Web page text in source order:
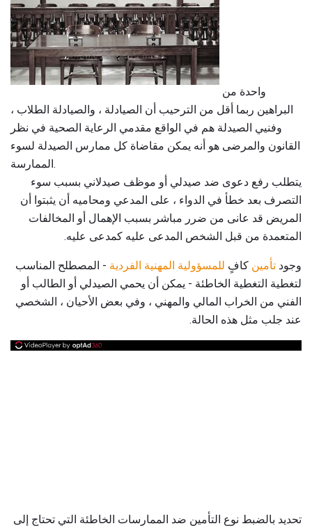
البراهين ربما أقل من الترحيب أن الصيادلة ، والصيادلة الطلاب ،
وفنيي الصيدلة هم في الواقع مقدمي الرعاية الصحية في نظر
القانون والمرضى هو أنه يمكن مقاضاة كل ممارس الصيدلة لسوء
الممارسة.
يتطلب رفع دعوى ضد صيدلي أو موظف صيدلاني بسبب سوء
التصرف بعد خطأ في الدواء ، على المدعي ومحاميه أن يثبتوا أن
المريض قد عانى من ضرر مباشر بسبب الإهمال أو المخالفات
المتعمدة من قبل الشخص المدعى عليه كمدعى عليه.
وجود تأمين كافٍ للمسؤولية المهنية الفردية - المصطلح المناسب
لتغطية التغطية الخاطئة - يمكن أن يحمي الصيدلي أو الطالب أو
الفني من الخراب المالي والمهني ، وفي بعض الأحيان ، الشخصي
عند جلب مثل هذه الحالة.
تحديد بالضبط نوع التأمين ضد الممارسات الخاطئة التي تحتاج إلى